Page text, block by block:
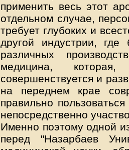
применить весь этот
отдельном случае,
требует глубоких и
другой индустрии,
различных
медицина,
совершенствуется и
на переднем крае
правильно
непосредственно
Именно поэтому одной
перед "Назарбаев